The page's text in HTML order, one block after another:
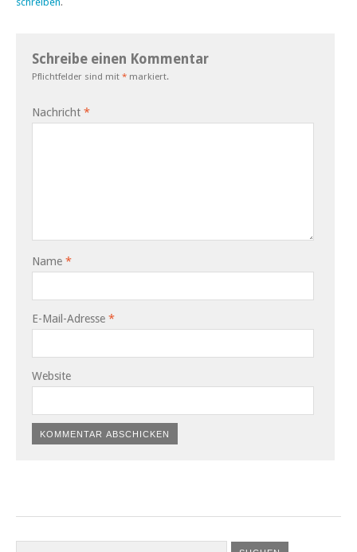
Schreibe einen Kommentar
Pflichtfelder sind mit * markiert.
Nachricht *
Name *
E-Mail-Adresse *
Website